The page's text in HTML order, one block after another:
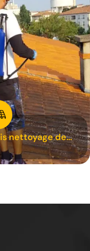
nettoyage de
31